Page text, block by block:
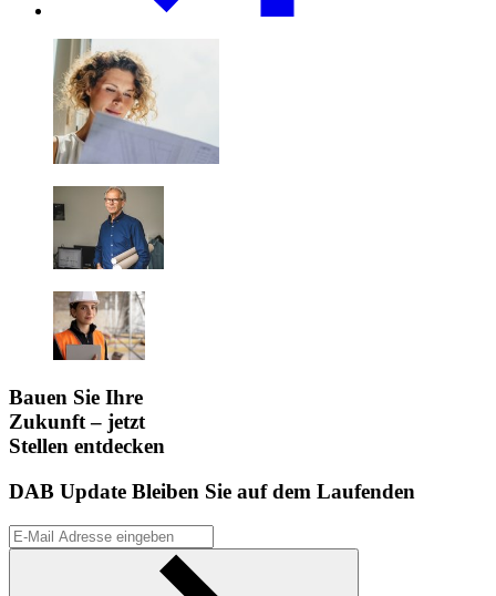
Bauen Sie Ihre
Zukunft – jetzt
Stellen entdecken
DAB Update Bleiben Sie auf dem Laufenden